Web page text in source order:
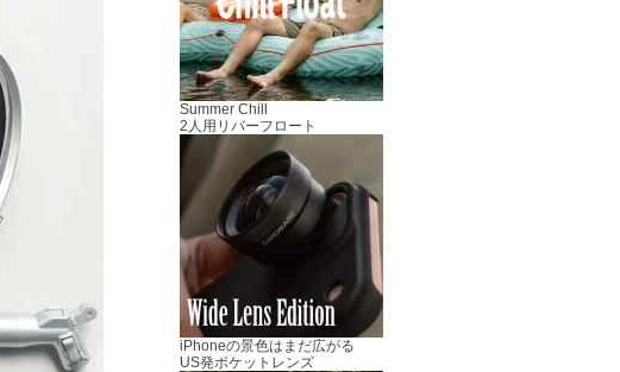
Summer Chill
2人用リバーフロート
iPhoneの景色はまだ広がる
US発ポケットレンズ